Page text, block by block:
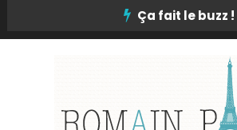
Ça fait le buzz !